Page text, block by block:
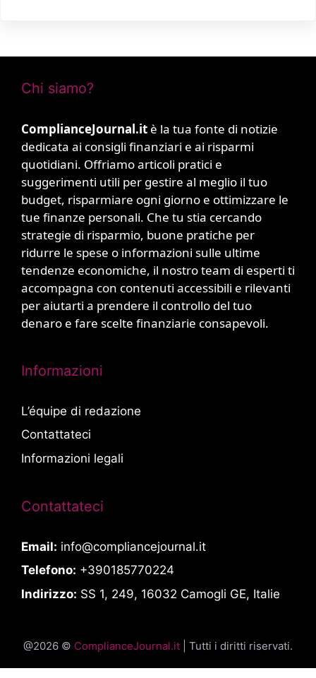
Chi siamo?
ComplianceJournal.it è la tua fonte di notizie
dedicata ai consigli finanziari e ai risparmi
quotidiani. Offriamo articoli pratici e
suggerimenti utili per gestire al meglio il tuo
budget, risparmiare ogni giorno e ottimizzare le
tue finanze personali. Che tu stia cercando
strategie di risparmio, buone pratiche per
ridurre le spese o informazioni sulle ultime
tendenze economiche, il nostro team di esperti ti
accompagna con contenuti accessibili e rilevanti
per aiutarti a prendere il controllo del tuo
denaro e fare scelte finanziarie consapevoli.
Informazioni
L’équipe di redazione
Contattateci
Informazioni legali
Contattateci
Email: info@compliancejournal.it
Telefono: +390185770224
Indirizzo: SS 1, 249, 16032 Camogli GE, Italie
@2026 © ComplianceJournal.it | Tutti i diritti riservati.